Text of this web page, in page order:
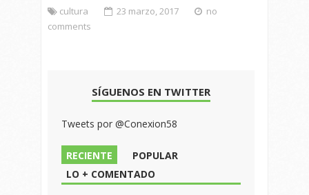
cultura 23 marzo, 2017
no
comments
SÍGUENOS EN TWITTER
Tweets por @Conexion58
RECIENTE
POPULAR
LO + COMENTADO